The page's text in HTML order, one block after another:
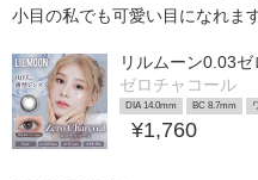
小目の私でも可愛い目になれま
リルムーン0.03
ゼロチャコール
DIA 14.0mm BC 8.7mm
¥1,760